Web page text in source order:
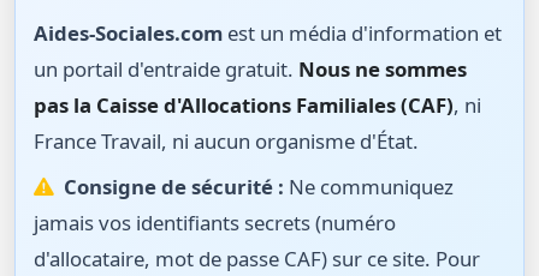
Aides-Sociales.com est un média d'information et
un portail d'entraide gratuit. Nous ne sommes
pas la Caisse d'Allocations Familiales (CAF), ni
France Travail, ni aucun organisme d'État.
Consigne de sécurité : Ne communiquez
jamais vos identifiants secrets (numéro
d'allocataire, mot de passe CAF) sur ce site. Pour